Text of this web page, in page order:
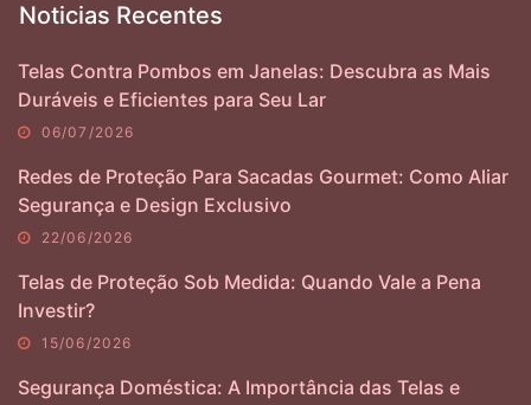
Noticias Recentes
Telas Contra Pombos em Janelas: Descubra as Mais
Duráveis e Eficientes para Seu Lar
06/07/2026
Redes de Proteção Para Sacadas Gourmet: Como Aliar
Segurança e Design Exclusivo
22/06/2026
Telas de Proteção Sob Medida: Quando Vale a Pena
Investir?
15/06/2026
Segurança Doméstica: A Importância das Telas e